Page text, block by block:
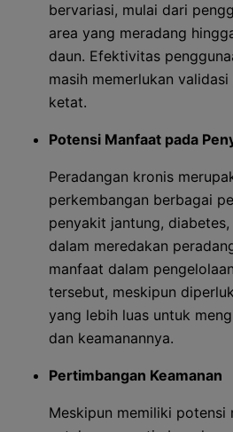
bervariasi, mulai dari
area yang meradang
daun. Efektivitas
masih memerlukan
ketat.
Potensi Manfaat pada
Peradangan kronis
perkembangan berbagai
penyakit jantung,
dalam meredakan
manfaat dalam
tersebut, meskipun
yang lebih luas untuk
dan keamanannya.
Pertimbangan Keamanan
Meskipun memiliki potensi